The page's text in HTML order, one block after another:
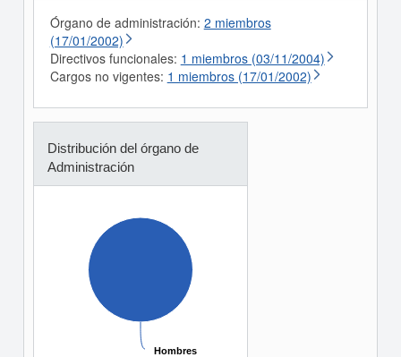
Órgano de administración: 2 miembros
(17/01/2002)
Directivos funcionales: 1 miembros (03/11/2004)
Cargos no vigentes: 1 miembros (17/01/2002)
Distribución del órgano de
Administración
Hombres
Hombres